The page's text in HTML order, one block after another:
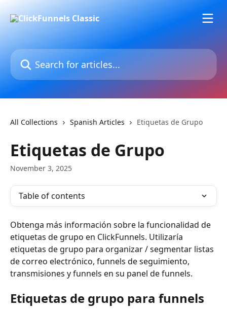
Search for articles...
All Collections Spanish Articles Etiquetas de Grupo
Etiquetas de Grupo
November 3, 2025
Table of contents
Obtenga más información sobre la funcionalidad de
etiquetas de grupo en ClickFunnels. Utilizaría
etiquetas de grupo para organizar / segmentar listas
de correo electrónico, funnels de seguimiento,
transmisiones y funnels en su panel de funnels.
Etiquetas de grupo para funnels